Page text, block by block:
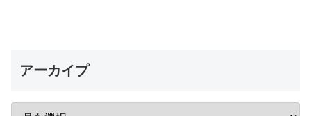
アーカイプ